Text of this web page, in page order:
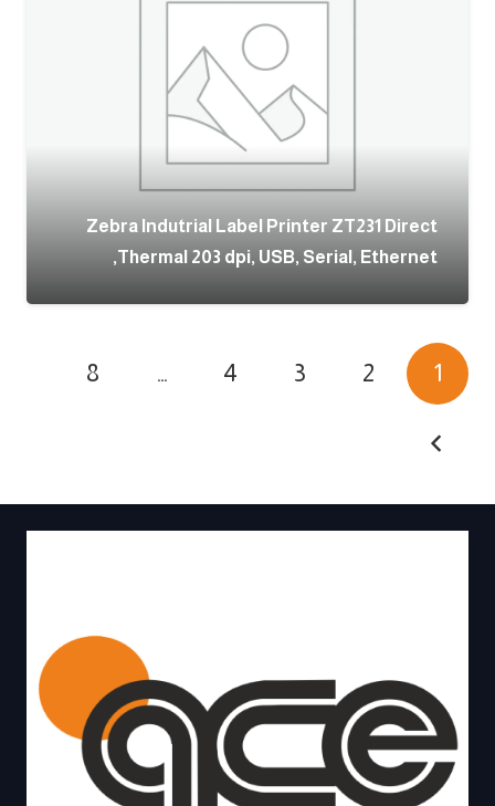
Zebra Indutrial Label Printer ZT231 Direct
Thermal 203 dpi, USB, Serial, Ethernet,
1
2
3
4
…
8